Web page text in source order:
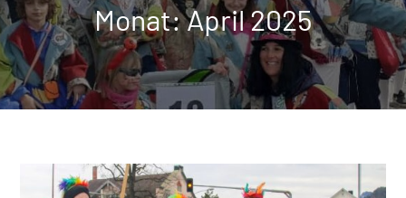
Monat:April 2025